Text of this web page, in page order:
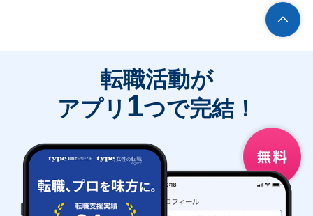
転職活動が
アプリ 1つで完結！